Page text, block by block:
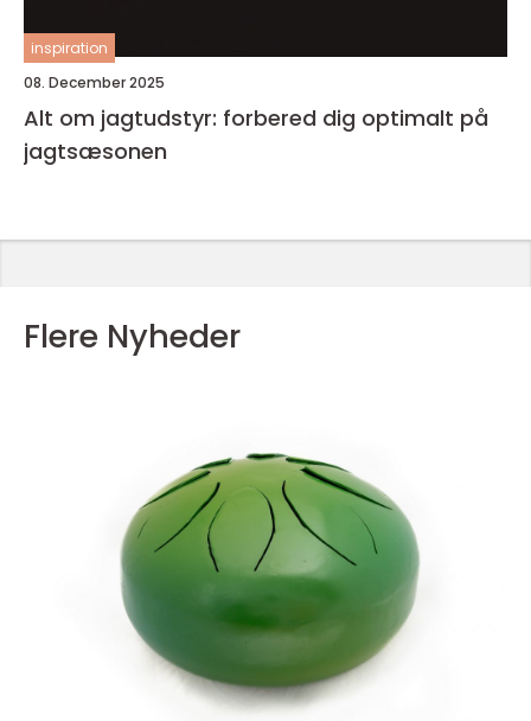
inspiration
08. December 2025
Alt om jagtudstyr: forbered dig optimalt på
jagtsæsonen
Flere Nyheder